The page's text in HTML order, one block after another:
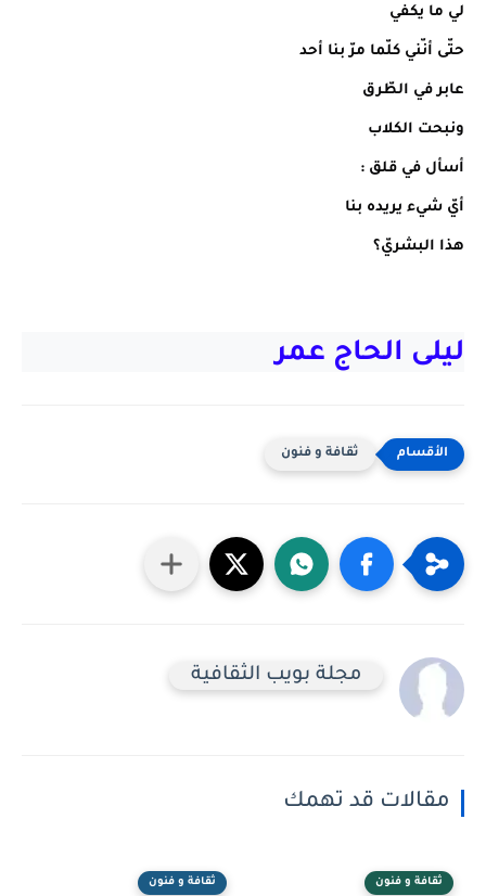
لي ما يكفي
حتّى أنّني كلّما مرّ بنا أحد
عابر في الطّرق
ونبحت الكلاب
أسأل في قلق :
أيّ شيء يريده بنا
هذا البشريّ؟
ليلى الحاج عمر
ثقافة و فنون
مجلة بويب الثقافية
مقالات قد تهمك
ثقافة و فنون ثقافة و فنون